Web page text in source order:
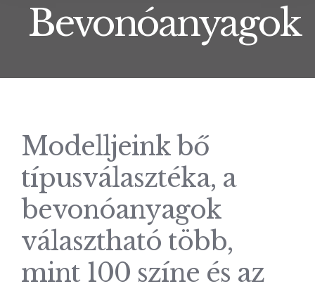
Bevonóanyagok
Modelljeink bő
típusválasztéka, a
bevonóanyagok
választható több,
mint 100 színe és az